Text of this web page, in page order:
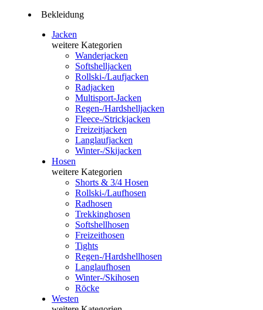
Bekleidung
Jacken
weitere Kategorien
Wanderjacken
Softshelljacken
Rollski-/Laufjacken
Radjacken
Multisport-Jacken
Regen-/Hardshelljacken
Fleece-/Strickjacken
Freizeitjacken
Langlaufjacken
Winter-/Skijacken
Hosen
weitere Kategorien
Shorts & 3/4 Hosen
Rollski-/Laufhosen
Radhosen
Trekkinghosen
Softshellhosen
Freizeithosen
Tights
Regen-/Hardshellhosen
Langlaufhosen
Winter-/Skihosen
Röcke
Westen